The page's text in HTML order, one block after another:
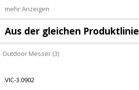
mehr Anzeigen
Aus der gleichen Produktlinie
Outdoor Messer (3)
VIC-3.0902